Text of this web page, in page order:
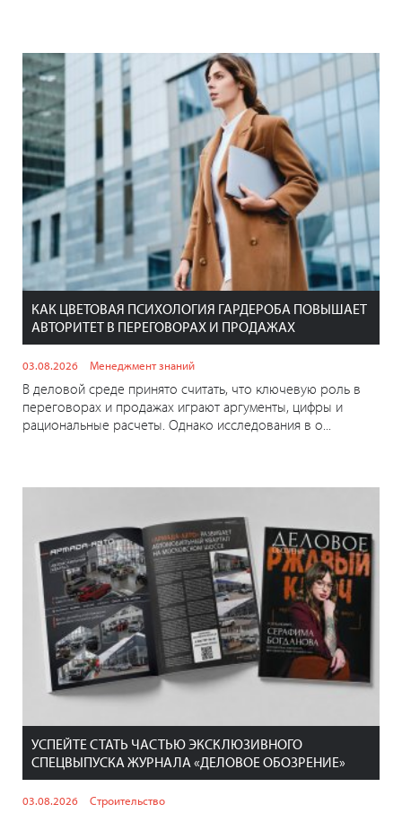
КАК ЦВЕТОВАЯ ПСИХОЛОГИЯ ГАРДЕРОБА ПОВЫШАЕТ
АВТОРИТЕТ В ПЕРЕГОВОРАХ И ПРОДАЖАХ
03.08.2026 Менеджмент знаний
В деловой среде принято считать, что ключевую роль в
переговорах и продажах играют аргументы, цифры и
рациональные расчеты. Однако исследования в о...
УСПЕЙТЕ СТАТЬ ЧАСТЬЮ ЭКСКЛЮЗИВНОГО
СПЕЦВЫПУСКА ЖУРНАЛА «ДЕЛОВОЕ ОБОЗРЕНИЕ»
03.08.2026 Строительство